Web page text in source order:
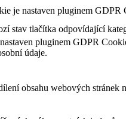
je nastaven pluginem
stav tlačítka odpovídající
pluginem GDPR
údaje.
obsahu webových